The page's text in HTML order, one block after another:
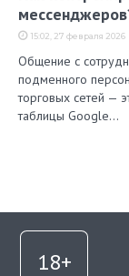
15:02, 27 февраля 2026
Общение с
подменного
торговых сетей —
таблицы Google…